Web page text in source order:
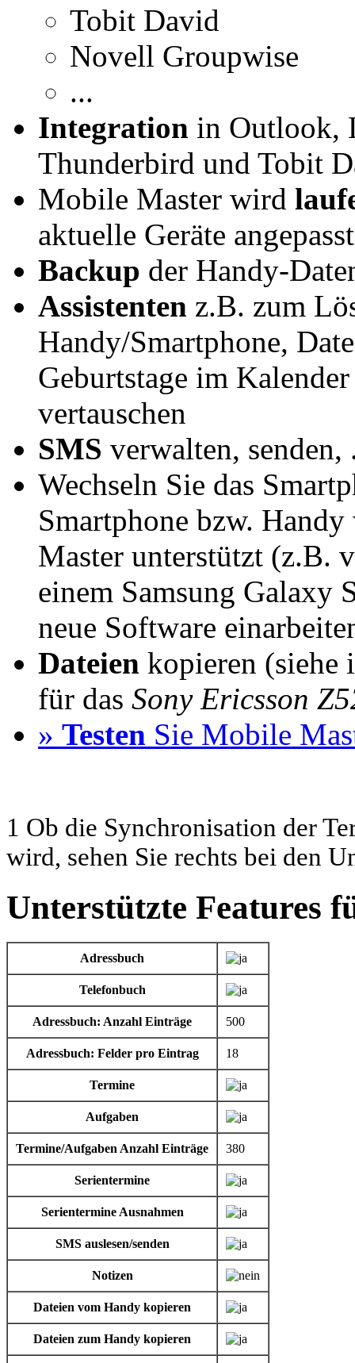
Tobit David
Novell Groupwise
...
Integration in Outlook,
Thunderbird und Tobit
Mobile Master wird
aktuelle Geräte
Backup der Handy-
Assistenten z.B. zum
Handy/Smartphone,
Geburtstage im
vertauschen
SMS verwalten, senden,
Wechseln Sie das
Smartphone bzw.
Master unterstützt (z.B.
einem Samsung Galaxy
neue Software
Dateien kopieren (siehe
für das Sony Ericsson
» Testen Sie Mobile
1 Ob die Synchronisation der
wird, sehen Sie rechts bei den
Unterstützte Features
Adressbuch
Telefonbuch
Adressbuch: Anzahl Einträge 500
Adressbuch: Felder pro Eintrag 18
Termine
Aufgaben
Termine/Aufgaben Anzahl Einträge 380
Serientermine
Serientermine Ausnahmen
SMS auslesen/senden
Notizen
Dateien vom Handy kopieren
Dateien zum Handy kopieren